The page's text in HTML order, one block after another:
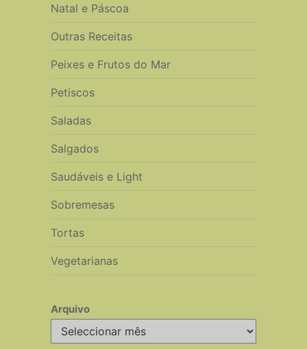
Natal e Páscoa
Outras Receitas
Peixes e Frutos do Mar
Petiscos
Saladas
Salgados
Saudáveis e Light
Sobremesas
Tortas
Vegetarianas
Arquivo
Arquivo